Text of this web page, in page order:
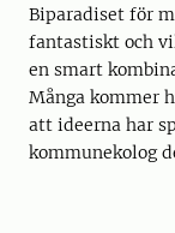
Biparadiset för
fantastiskt och
en smart
Många kommer
att ideerna har
kommunekolog